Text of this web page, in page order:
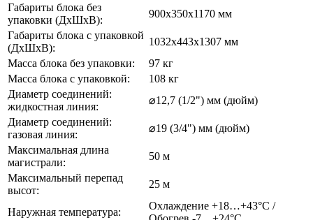
Габариты блока без
упаковки (ДхШхВ):
900x350x1170 мм
Габариты блока с упаковкой
(ДхШхВ):
1032x443x1307 мм
Масса блока без упаковки:
97 кг
Масса блока с упаковкой:
108 кг
Диаметр соединений:
жидкостная линия:
⌀12,7 (1/2") мм (дюйм)
Диаметр соединений:
газовая линия:
⌀19 (3/4") мм (дюйм)
Максимальная длина
магистрали:
50 м
Максимальный перепад
высот:
25 м
Наружная температура:
Охлаждение +18…+43°С /